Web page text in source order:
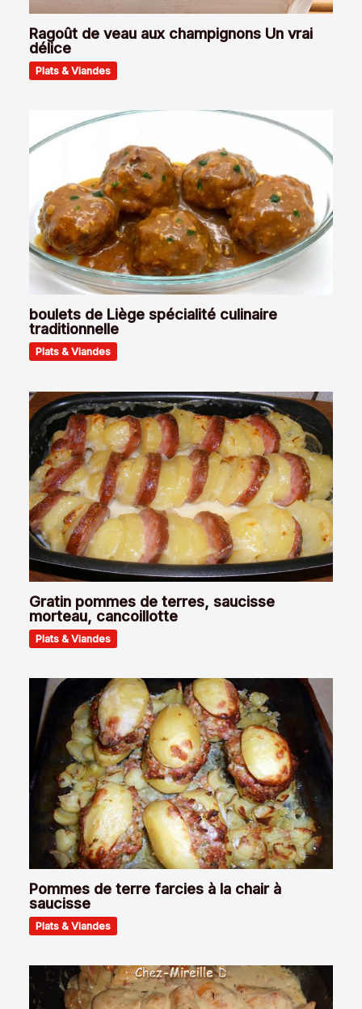
Ragoût de veau aux champignons Un vrai
délice
Plats & Viandes
boulets de Liège spécialité culinaire
traditionnelle
Plats & Viandes
Gratin pommes de terres, saucisse
morteau, cancoillotte
Plats & Viandes
Pommes de terre farcies à la chair à
saucisse
Plats & Viandes